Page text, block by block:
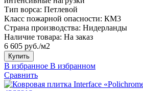
Тип ворса: Петлевой
Класс пожарной опасности: КМ3
Страна производства: Нидерланды
Наличие товара: На заказ
6 605 руб./м2
Купить
В избранное В избранном
Сравнить